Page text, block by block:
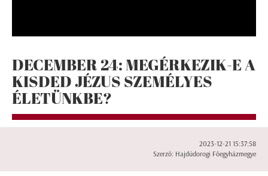
DECEMBER 24: MEGÉRKEZIK-E A
KISDED JÉZUS SZEMÉLYES
ÉLETÜNKBE?
2023-12-21 15:37:58
Szerző: Hajdúdorogi Főegyházmegye